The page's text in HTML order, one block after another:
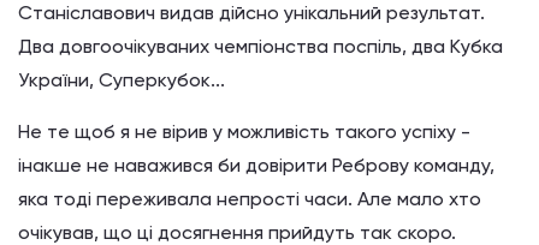
Станіславович видав дійсно унікальний результат.
Два довгоочікуваних чемпіонства поспіль, два Кубка
України, Суперкубок...
Не те щоб я не вірив у можливість такого успіху -
інакше не наважився би довірити Реброву команду,
яка тоді переживала непрості часи. Але мало хто
очікував, що ці досягнення прийдуть так скоро.